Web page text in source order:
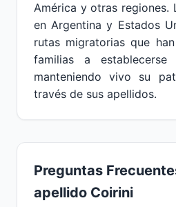
América y otras regiones.
en Argentina y Estados
rutas migratorias que
familias a
manteniendo vivo su
través de sus apellidos.
Preguntas
apellido Coirini